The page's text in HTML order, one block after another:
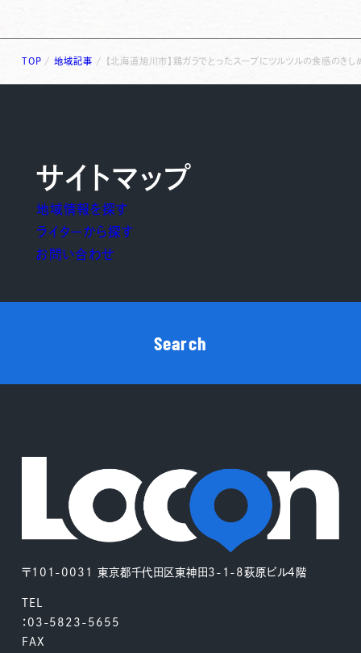
TOP /地域記事 / 【北海道旭川市】鶏ガラでとったスープにツルツルの食感のき
〒101-0031 東京都千代田区東神田3-1-8萩原ビル4階
TEL
：03-5823-5655
FAX
サイトマップ
地域情報を探す
ライターから探す
お問い合わせ
Search